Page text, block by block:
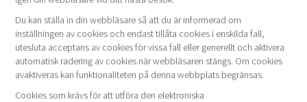
Du kan ställa in din webbläsare så att du är informerad om
inställningen av cookies och endast tillåta cookies i enskilda fall,
utesluta acceptans av cookies för vissa fall eller generellt och aktivera
automatisk radering av cookies när webbläsaren stängs. Om cookies
avaktiveras kan funktionaliteten på denna webbplats begränsas.
Cookies som krävs för att utföra den elektroniska